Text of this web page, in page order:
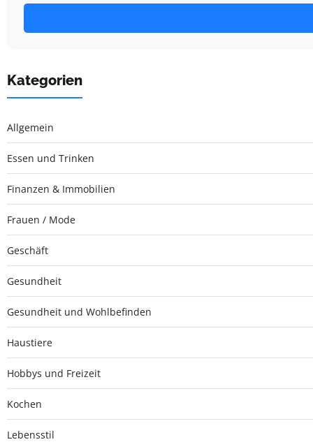
Kategorien
Allgemein
Essen und Trinken
Finanzen & Immobilien
Frauen / Mode
Geschäft
Gesundheit
Gesundheit und Wohlbefinden
Haustiere
Hobbys und Freizeit
Kochen
Lebensstil